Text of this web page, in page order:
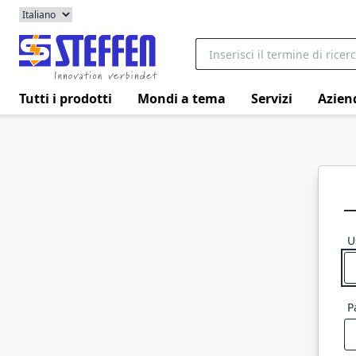
Tutti i prodotti Mondi a tema Servizi